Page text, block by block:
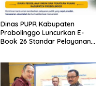
Dinas PUPR Kabupaten
Probolinggo Luncurkan E-
Book 26 Standar Pelayanan